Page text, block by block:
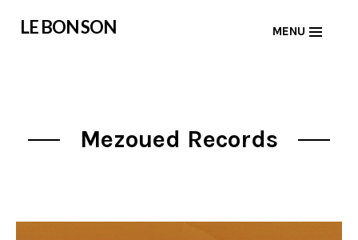
LE BON SON MENU
Mezoued Records